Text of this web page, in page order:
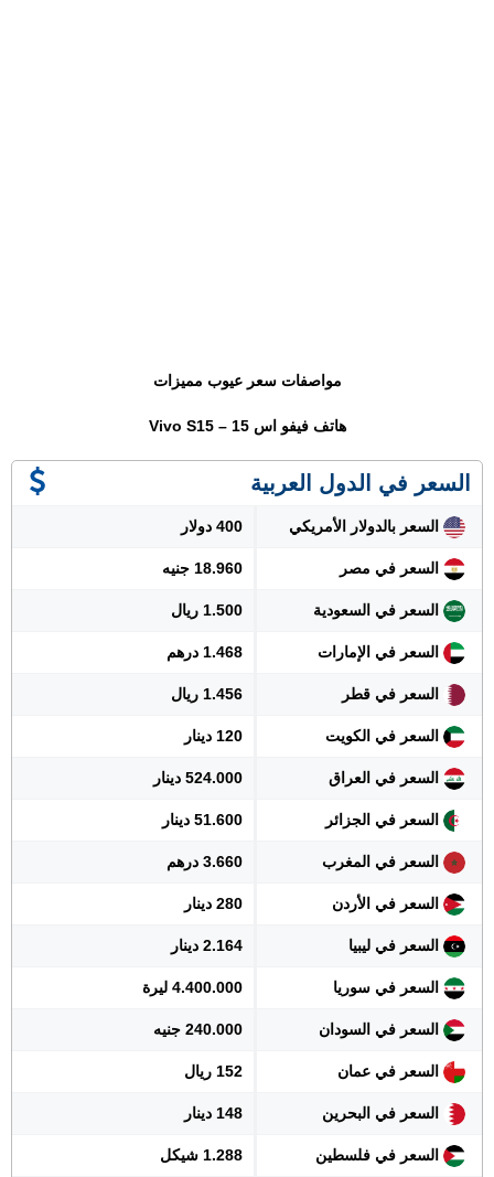
مواصفات سعر عيوب مميزات
هاتف فيفو اس 15 – Vivo S15
السعر في الدول العربية
السعر بالدولار الأمريكي 400 دولار
السعر في مصر 18.960 جنيه
السعر في السعودية 1.500 ريال
السعر في الإمارات 1.468 درهم
السعر في قطر 1.456 ريال
السعر في الكويت 120 دينار
السعر في العراق 524.000 دينار
السعر في الجزائر 51.600 دينار
السعر في المغرب 3.660 درهم
السعر في الأردن 280 دينار
السعر في ليبيا 2.164 دينار
السعر في سوريا 4.400.000 ليرة
السعر في السودان 240.000 جنيه
السعر في عمان 152 ريال
السعر في البحرين 148 دينار
السعر في فلسطين 1.288 شيكل